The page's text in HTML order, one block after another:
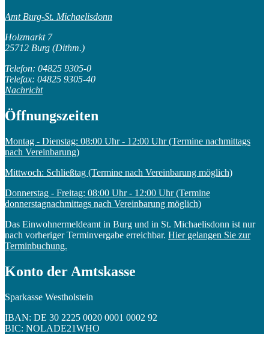
Amt Burg-St. Michaelisdonn
Holzmarkt 7
25712 Burg (Dithm.)
Telefon: 04825 9305-0
Telefax: 04825 9305-40
Nachricht
Öffnungszeiten
Montag - Dienstag: 08:00 Uhr - 12:00 Uhr (Termine nachmittags
nach Vereinbarung)
Mittwoch: Schließtag (Termine nach Vereinbarung möglich)
Donnerstag - Freitag: 08:00 Uhr - 12:00 Uhr (Termine
donnerstagnachmittags nach Vereinbarung möglich)
Das Einwohnermeldeamt in Burg und in St. Michaelisdonn ist nur
nach vorheriger Terminvergabe erreichbar. Hier gelangen Sie zur
Terminbuchung.
Konto der Amtskasse
Sparkasse Westholstein
IBAN: DE 30 2225 0020 0001 0002 92
BIC: NOLADE21WHO